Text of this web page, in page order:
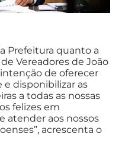
Prefeitura quanto a
Vereadores de João
de oferecer
disponibilizar as
a todas as nossas
felizes em
atender aos nossos
acrescenta o